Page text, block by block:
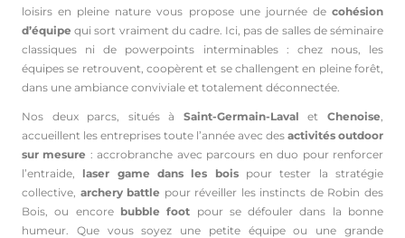
loisirs en pleine nature vous propose une journée de cohésion
d’équipe qui sort vraiment du cadre. Ici, pas de salles de séminaire
classiques ni de powerpoints interminables : chez nous, les
équipes se retrouvent, coopèrent et se challengent en pleine forêt,
dans une ambiance conviviale et totalement déconnectée.
Nos deux parcs, situés à Saint-Germain-Laval etChenoise
accueillent les entreprises toute l’année avec des activités outdoor
sur mesure : accrobranche avec parcours en duo pour renforcer
l’entraide, laser game dans les boispour tester la stratégie
collective, archery battle pour réveiller les instincts de Robin des
Bois, ou encore bubble foot pour se défouler dans la bonne
humeur. Que vous soyez une petite équipe ou une grande